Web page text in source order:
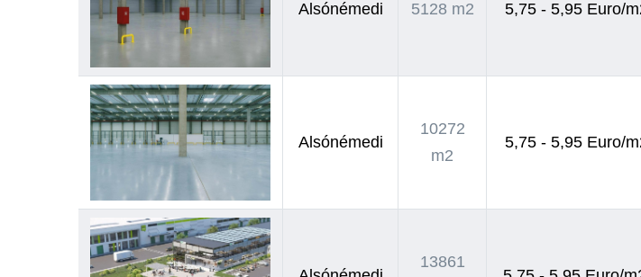
Alsónémedi 5128 m2 5,75 - 5,95 Euro/
Alsónémedi
10272
m2
5,75 - 5,95 Euro/
13861